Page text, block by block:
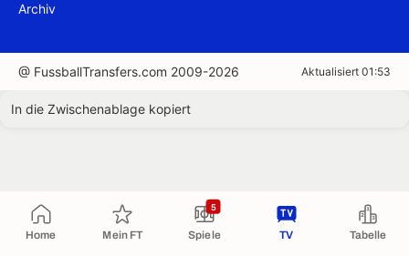
Home Mein FT Spiele
5
TV Tabelle
Archiv
@ FussballTransfers.com 2009-2026 Aktualisiert 01:53
In die Zwischenablage kopiert